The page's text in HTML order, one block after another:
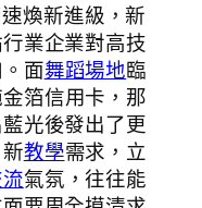
煥新進級，新
業企業對高技
面舞蹈場地臨
箔信用卡，那
光後發出了更
教學需求，立
氣氛，往往能